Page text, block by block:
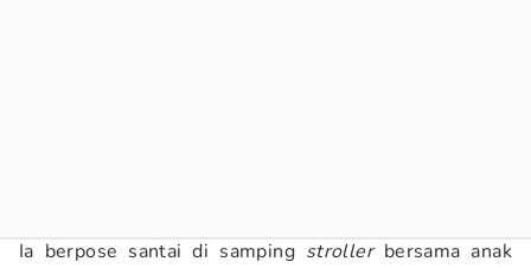
Ia berpose santai di sampingstroller bersama anak